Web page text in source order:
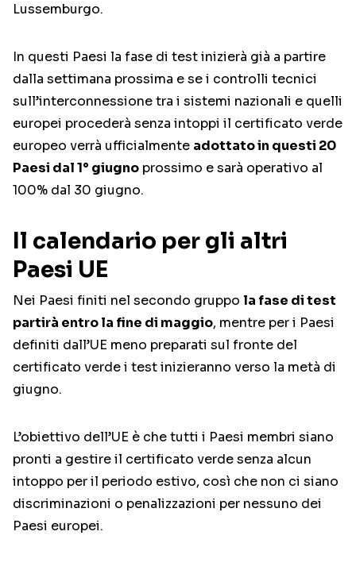
Lussemburgo.
In questi Paesi la fase di test inizierà già a partire
dalla settimana prossima e se i controlli tecnici
sull’interconnessione tra i sistemi nazionali e quelli
europei procederà senza intoppi il certificato verde
europeo verrà ufficialmente adottato in questi 20
Paesi dal 1° giugno prossimo e sarà operativo al
100% dal 30 giugno.
Il calendario per gli altri
Paesi UE
Nei Paesi finiti nel secondo gruppo la fase di test
partirà entro la fine di maggio, mentre per i Paesi
definiti dall’UE meno preparati sul fronte del
certificato verde i test inizieranno verso la metà di
giugno.
L’obiettivo dell’UE è che tutti i Paesi membri siano
pronti a gestire il certificato verde senza alcun
intoppo per il periodo estivo, così che non ci siano
discriminazioni o penalizzazioni per nessuno dei
Paesi europei.